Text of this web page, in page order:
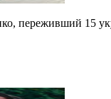
переживший 15